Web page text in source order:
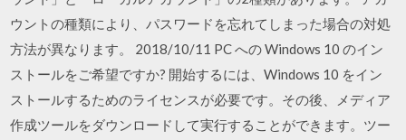
ウントの種類により、パスワードを忘れてしまった場合の対処
方法が異なります。 2018/10/11 PC への Windows 10 のイン
ストールをご希望ですか? 開始するには、Windows 10 をイン
ストールするためのライセンスが必要です。その後、メディア
作成ツールをダウンロードして実行することができます。ツー